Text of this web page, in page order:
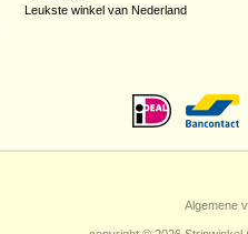
Leukste winkel van Nederland
Algemene